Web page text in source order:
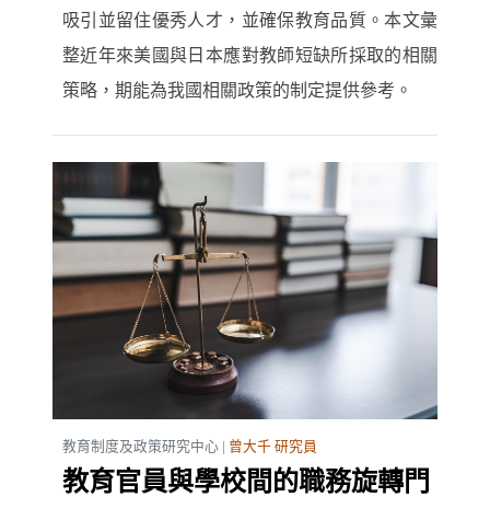
吸引並留住優秀人才，並確保教育品質。本文彙
整近年來美國與日本應對教師短缺所採取的相關
策略，期能為我國相關政策的制定提供參考。
教育制度及政策研究中心 | 曾大千 研究員
教育官員與學校間的職務旋轉門